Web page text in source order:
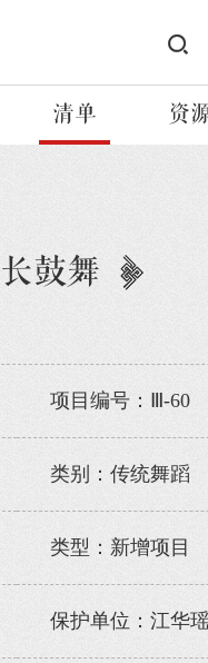
清单 资
鼓舞
项目编号：Ⅲ-60
类别：传统舞蹈
类型：新增项目
保护单位：江华